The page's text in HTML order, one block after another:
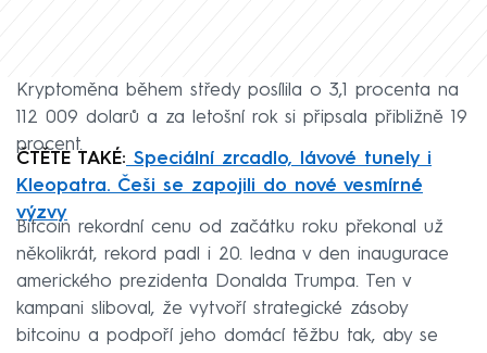
Kryptoměna během středy posílila o 3,1 procenta na
112 009 dolarů a za letošní rok si připsala přibližně 19
procent.
ČTĚTE TAKÉ: Speciální zrcadlo, lávové tunely i
Kleopatra. Češi se zapojili do nové vesmírné
výzvy
Bitcoin rekordní cenu od začátku roku překonal už
několikrát, rekord padl i 20. ledna v den inaugurace
amerického prezidenta Donalda Trumpa. Ten v
kampani sliboval, že vytvoří strategické zásoby
bitcoinu a podpoří jeho domácí těžbu tak, aby se